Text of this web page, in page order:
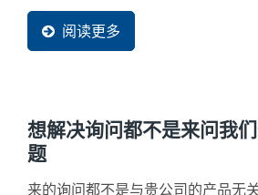
接命中买主的采购思考核心。
阅读更多
想解决询问都不是来问我
题
来的询问都不是与贵公司的产品无